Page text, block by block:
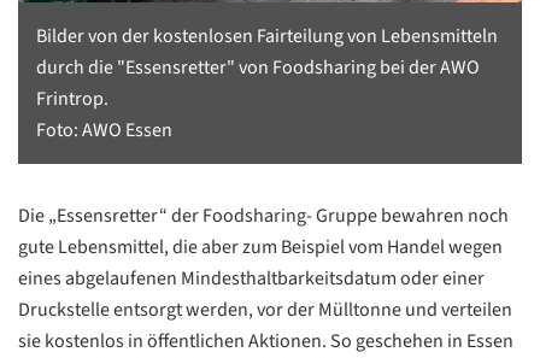
Bilder von der kostenlosen Fairteilung von Lebensmitteln
durch die "Essensretter" von Foodsharing bei der AWO
Frintrop.
Foto: AWO Essen
Die „Essensretter“ der Foodsharing- Gruppe bewahren noch
gute Lebensmittel, die aber zum Beispiel vom Handel wegen
eines abgelaufenen Mindesthaltbarkeitsdatum oder einer
Druckstelle entsorgt werden, vor der Mülltonne und verteilen
sie kostenlos in öffentlichen Aktionen. So geschehen in Essen